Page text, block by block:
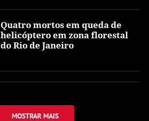
Quatro mortos em queda de
helicóptero em zona florestal
do Rio de Janeiro
MOSTRAR MAIS